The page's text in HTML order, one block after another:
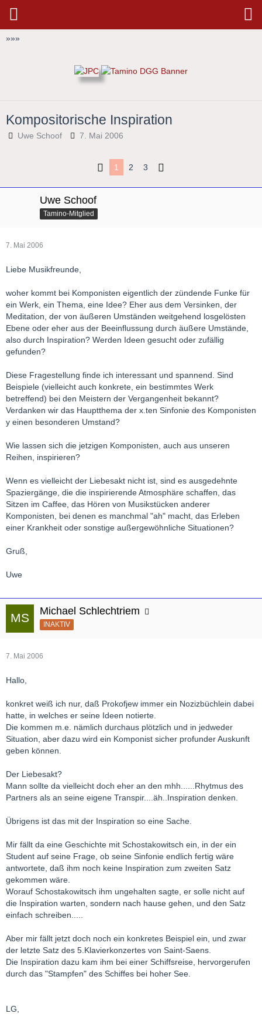
»»»
Kompositorische Inspiration
Uwe Schoof 7. Mai 2006
1 2 3
Uwe Schoof
Tamino-Mitglied
7. Mai 2006
Liebe Musikfreunde,
woher kommt bei Komponisten eigentlich der zündende Funke für
ein Werk, ein Thema, eine Idee? Eher aus dem Versinken, der
Meditation, der von äußeren Umständen weitgehend losgelösten
Ebene oder eher aus der Beeinflussung durch äußere Umstände,
also durch Inspiration? Werden Ideen gesucht oder zufällig
gefunden?
Diese Fragestellung finde ich interessant und spannend. Sind
Beispiele (vielleicht auch konkrete, ein bestimmtes Werk
betreffend) bei den Meistern der Vergangenheit bekannt?
Verdanken wir das Hauptthema der x.ten Sinfonie des Komponisten
y einen besonderen Umstand?
Wie lassen sich die jetzigen Komponisten, auch aus unseren
Reihen, inspirieren?
Wenn es vielleicht der Liebesakt nicht ist, sind es ausgedehnte
Spaziergänge, die die inspirierende Atmosphäre schaffen, das
Sitzen im Caffee, das Hören von Musikstücken anderer
Komponisten, bei denen es manchmal "ah" macht, das Erleben
einer Krankheit oder sonstige außergewöhnliche Situationen?
Gruß,
Uwe
Michael Schlechtriem
INAKTIV
7. Mai 2006
Hallo,
konkret weiß ich nur, daß Prokofjew immer ein Nozizbüchlein dabei
hatte, in welches er seine Ideen notierte.
Die kommen m.e. nämlich durchaus plötzlich und in jedweder
Situation, aber dazu wird ein Komponist sicher profunder Auskunft
geben können.
Der Liebesakt?
Mann sollte da vielleicht doch eher an den mhh......Rhytmus des
Partners als an seine eigene Transpir....äh..Inspiration denken.
Übrigens ist das mit der Inspiration so eine Sache.
Mir fällt da eine Geschichte mit Schostakowitsch ein, in der ein
Student auf seine Frage, ob seine Sinfonie endlich fertig wäre
antwortete, daß ihm noch keine Inspiration zum zweiten Satz
gekommen wäre.
Worauf Schostakowitsch ihm ungehalten sagte, er solle nicht auf
die Inspiration warten, sondern nach hause gehen, und den Satz
einfach schreiben.....
Aber mir fällt jetzt doch noch ein konkretes Beispiel ein, und zwar
der letzte Satz des 5.Klavierkonzertes von Saint-Saens.
Die Inspiration dazu kam ihm bei einer Schiffsreise, hervorgerufen
durch das "Stampfen" des Schiffes bei hoher See.
LG,